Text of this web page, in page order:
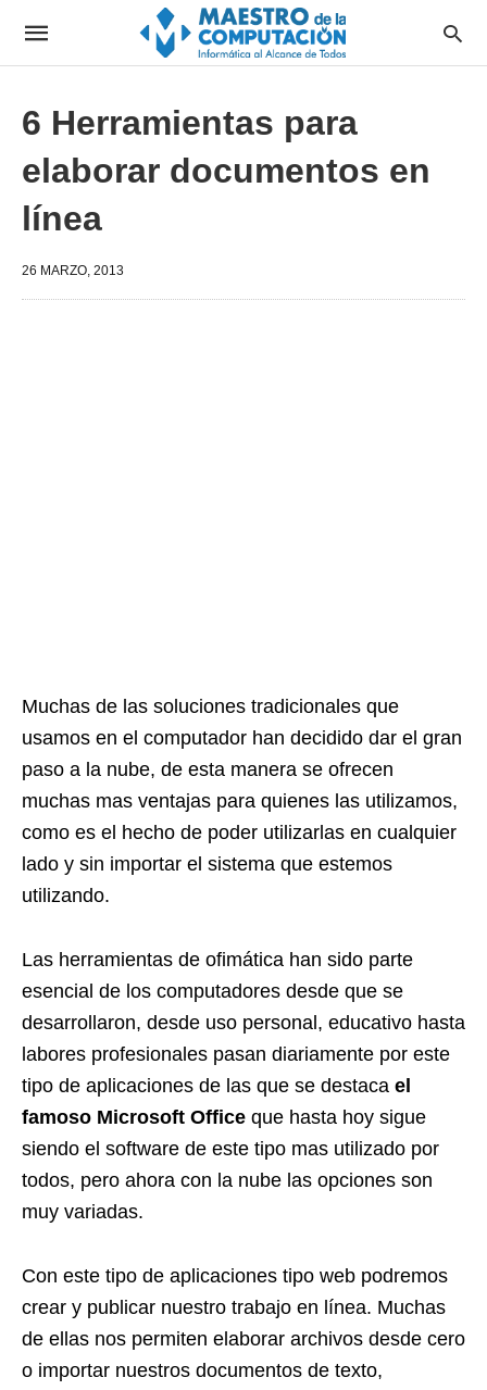
6 Herramientas para
elaborar documentos en
línea
26 MARZO, 2013
Muchas de las soluciones tradicionales que
usamos en el computador han decidido dar el gran
paso a la nube, de esta manera se ofrecen
muchas mas ventajas para quienes las utilizamos,
como es el hecho de poder utilizarlas en cualquier
lado y sin importar el sistema que estemos
utilizando.
Las herramientas de ofimática han sido parte
esencial de los computadores desde que se
desarrollaron, desde uso personal, educativo hasta
labores profesionales pasan diariamente por este
tipo de aplicaciones de las que se destaca el
famoso Microsoft Office que hasta hoy sigue
siendo el software de este tipo mas utilizado por
todos, pero ahora con la nube las opciones son
muy variadas.
Con este tipo de aplicaciones tipo web podremos
crear y publicar nuestro trabajo en línea. Muchas
de ellas nos permiten elaborar archivos desde cero
o importar nuestros documentos de texto,